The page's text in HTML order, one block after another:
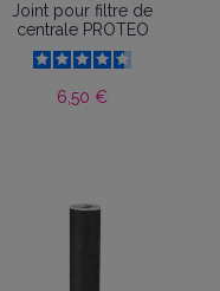
Joint pour filtre de
centrale PROTEO
6,50 €